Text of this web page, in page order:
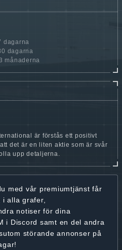
dagarna
dagarna
månaderna
är förstås ett positivt
det är en liten aktie som är svår
upp detaljerna.
med vår premiumtjänst får
i alla grafer,
notiser för dina
i Discord samt en del andra
störande annonser på